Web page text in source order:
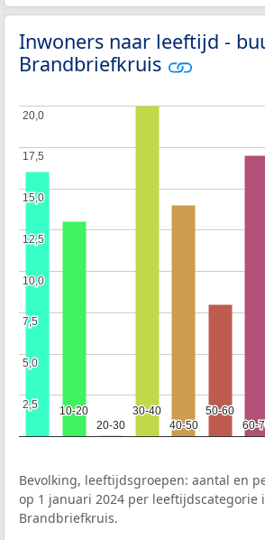
Inwoners naar leeftijd -
Brandbriefkruis
10-20
10-20
20-30
20-30
30-40
30-40
40-50
40-50
50-60
50-60
60-
60-
2,5
2,5
5,0
5,0
7,5
7,5
10,0
10,0
12,5
12,5
15,0
15,0
17,5
17,5
20,0
20,0
Bevolking, leeftijdsgroepen: aantal en
op 1 januari 2024 per leeftijdscategorie
Brandbriefkruis.